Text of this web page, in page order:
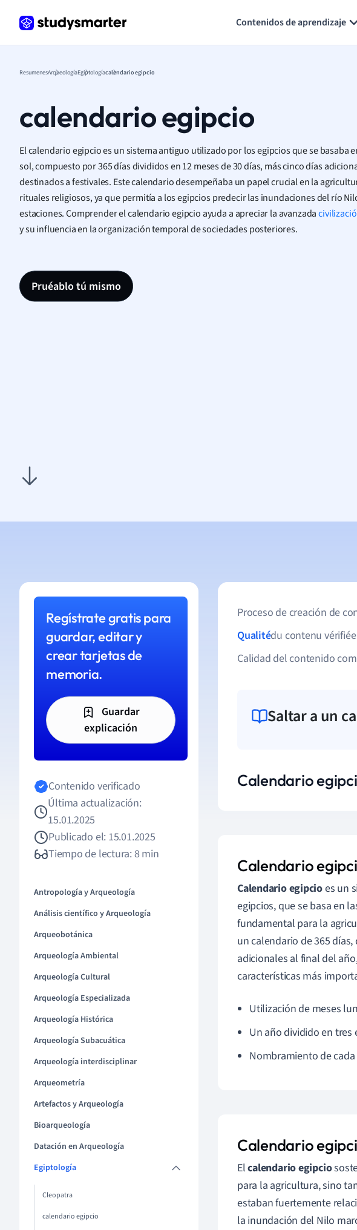
Contenidos de aprendizaje
ResumenesArqueologíaEgiptologíacalendario egipcio
calendario egipcio
El calendario egipcio es un sistema antiguo utilizado por los egipcios que se basaba
sol, compuesto por 365 días divididos en 12 meses de 30 días, más cinco días
destinados a festivales. Este calendario desempeñaba un papel crucial en la
rituales religiosos, ya que permitía a los egipcios predecir las inundaciones del río
estaciones. Comprender el calendario egipcio ayuda a apreciar la avanzada
y su influencia en la organización temporal de sociedades posteriores.
Pruéablo tú mismo
Regístrate gratis para
guardar, editar y
crear tarjetas de
memoria.
Guardar
explicación
Contenido verificado
Última actualización:
15.01.2025
Publicado el: 15.01.2025
Tiempo de lectura: 8 min
Antropología y Arqueología
Análisis científico y Arqueología
Arqueobotánica
Arqueología Ambiental
Arqueología Cultural
Arqueología Especializada
Arqueología Histórica
Arqueología Subacuática
Arqueología interdisciplinar
Arqueometría
Artefactos y Arqueología
Bioarqueología
Datación en Arqueología
Egiptología
Cleopatra
calendario egipcio
Proceso de creación de
Qualitédu contenu
Calidad del contenido
Saltar a un
Calendario
Calendario
Calendario egipcioes un
egipcios, que se basa en
fundamental para la
un calendario de 365
adicionales al final del
características más
Utilización de meses
Un año dividido en tres
Nombramiento de
Calendario
Elcalendario egipcio
para la agricultura, sino
estaban fuertemente
la inundación del Nilo